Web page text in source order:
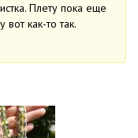
Плету пока еще
как-то так.